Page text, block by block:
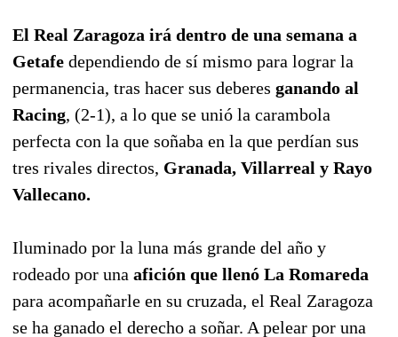
El Real Zaragoza irá dentro de una semana a
Getafe dependiendo de sí mismo para lograr la
permanencia, tras hacer sus deberes ganando al
Racing, (2-1), a lo que se unió la carambola
perfecta con la que soñaba en la que perdían sus
tres rivales directos, Granada, Villarreal y Rayo
Vallecano.
Iluminado por la luna más grande del año y
rodeado por una afición que llenó La Romareda
para acompañarle en su cruzada, el Real Zaragoza
se ha ganado el derecho a soñar. A pelear por una